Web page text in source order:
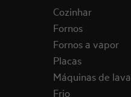
Cozinhar
Fornos
Fornos a vapor
Placas
Máquinas de
Frio